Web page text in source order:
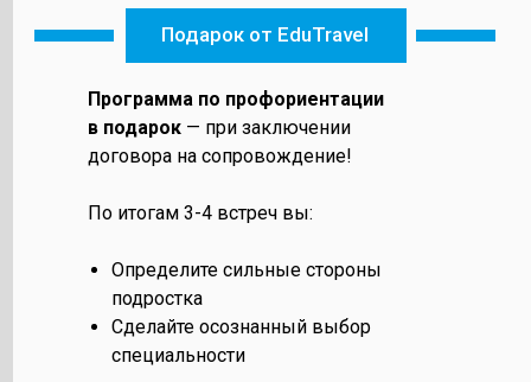
Программа по профориентации
в подарок — при заключении
договора на сопровождение!
По итогам 3-4 встреч вы:
Определите сильные стороны
подростка
Сделайте осознанный выбор
специальности
Подарок от EduTravel